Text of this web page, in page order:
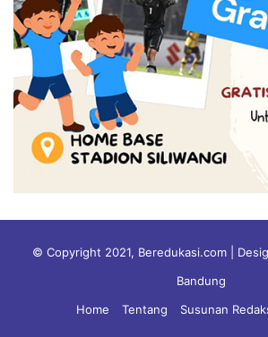
© Copyright 2021, Beredukasi.com |
Bandung
Home
Tentang Susunan